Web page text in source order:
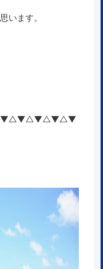
います。